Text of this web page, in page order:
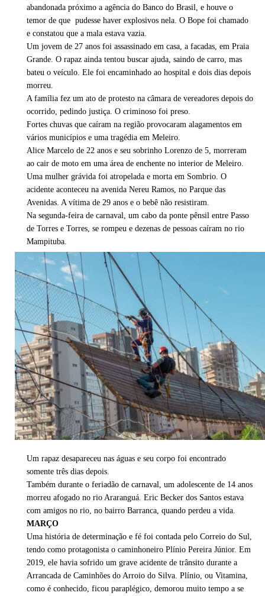
abandonada próximo a agência do Banco do Brasil, e houve o
temor de que pudesse haver explosivos nela. O Bope foi chamado
e constatou que a mala estava vazia.
Um jovem de 27 anos foi assassinado em casa, a facadas, em Praia
Grande. O rapaz ainda tentou buscar ajuda, saindo de carro, mas
bateu o veículo. Ele foi encaminhado ao hospital e dois dias depois
morreu.
A família fez um ato de protesto na câmara de vereadores depois do
ocorrido, pedindo justiça. O criminoso foi preso.
Fortes chuvas que caíram na região provocaram alagamentos em
vários municípios e uma tragédia em Meleiro.
Alice Marcelo de 22 anos e seu sobrinho Lorenzo de 5, morreram
ao cair de moto em uma área de enchente no interior de Meleiro.
Uma mulher grávida foi atropelada e morta em Sombrio. O
acidente aconteceu na avenida Nereu Ramos, no Parque das
Avenidas. A vítima de 29 anos e o bebê não resistiram.
Na segunda-feira de carnaval, um cabo da ponte pênsil entre Passo
de Torres e Torres, se rompeu e dezenas de pessoas caíram no rio
Mampituba.
Um rapaz desapareceu nas águas e seu corpo foi encontrado
somente três dias depois.
Também durante o feriadão de carnaval, um adolescente de 14 anos
morreu afogado no rio Araranguá. Eric Becker dos Santos estava
com amigos no rio, no bairro Barranca, quando perdeu a vida.
MARÇO
Uma história de determinação e fé foi contada pelo Correio do Sul,
tendo como protagonista o caminhoneiro Plínio Pereira Júnior. Em
2019, ele havia sofrido um grave acidente de trânsito durante a
Arrancada de Caminhões do Arroio do Silva. Plínio, ou Vitamina,
como é conhecido, ficou paraplégico, demorou muito tempo a se